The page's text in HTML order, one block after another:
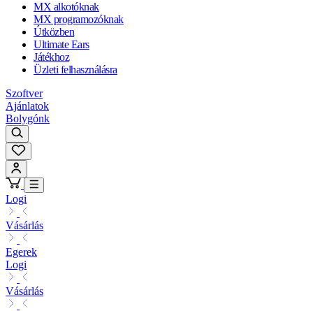
MX alkotóknak
MX programozóknak
Útközben
Ultimate Ears
Játékhoz
Üzleti felhasználásra
Szoftver
Ajánlatok
Bolygónk
Logi
Vásárlás
Egerek
Logi
Vásárlás